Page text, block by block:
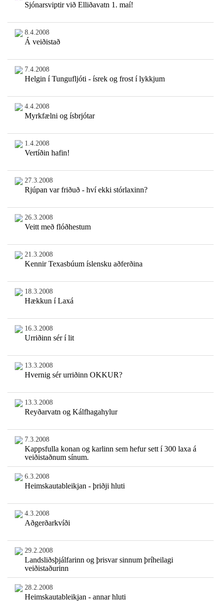
Sjónarsviptir við Elliðavatn 1. maí!
8.4.2008
Á veiðistað
7.4.2008
Helgin í Tungufljóti - ísrek og frost í lykkjum
4.4.2008
Myrkfælni og ísbrjótar
1.4.2008
Vertíðin hafin!
27.3.2008
Rjúpan var friðuð - hví ekki stórlaxinn?
26.3.2008
Veitt með flóðhestum
21.3.2008
Kennir Texasbúum íslensku aðferðina
18.3.2008
Hækkun í Laxá
16.3.2008
Urriðinn sér í lit
13.3.2008
Hvernig sér urriðinn OKKUR?
13.3.2008
Reyðarvatn og Kálfhagahylur
7.3.2008
Kappsfulla konan og karlinn sem hefur sett í 300 laxa á
veiðistaðnum sínum.
6.3.2008
Heimskautableikjan - þriðji hluti
4.3.2008
Aðgerðarkvíði
29.2.2008
Landsliðsþjálfarinn og þrisvar sinnum þríheilagi
veiðistaðurinn
28.2.2008
Heimskautableikjan - annar hluti